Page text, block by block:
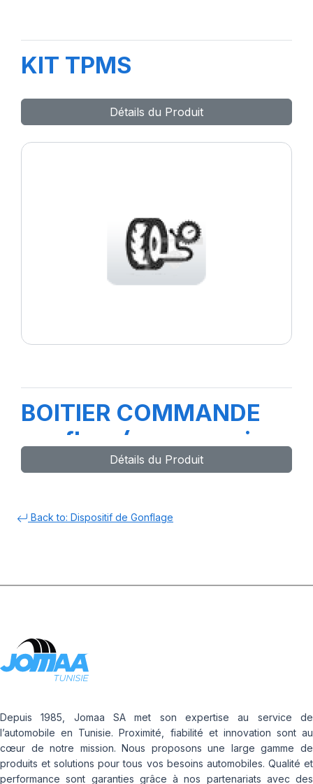
KIT TPMS
Détails du Produit
BOITIER COMMANDE
gonflage(acc coussin
de levage )Détails du Produit
Back to: Dispositif de Gonflage
Depuis 1985, Jomaa SA met son expertise au service de
l’automobile en Tunisie. Proximité, fiabilité et innovation sont au
cœur de notre mission. Nous proposons une large gamme de
produits et solutions pour tous vos besoins automobiles. Qualité et
performance sont garanties grâce à nos partenariats avec des